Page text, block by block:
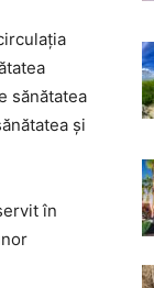
sănătatea
și
în